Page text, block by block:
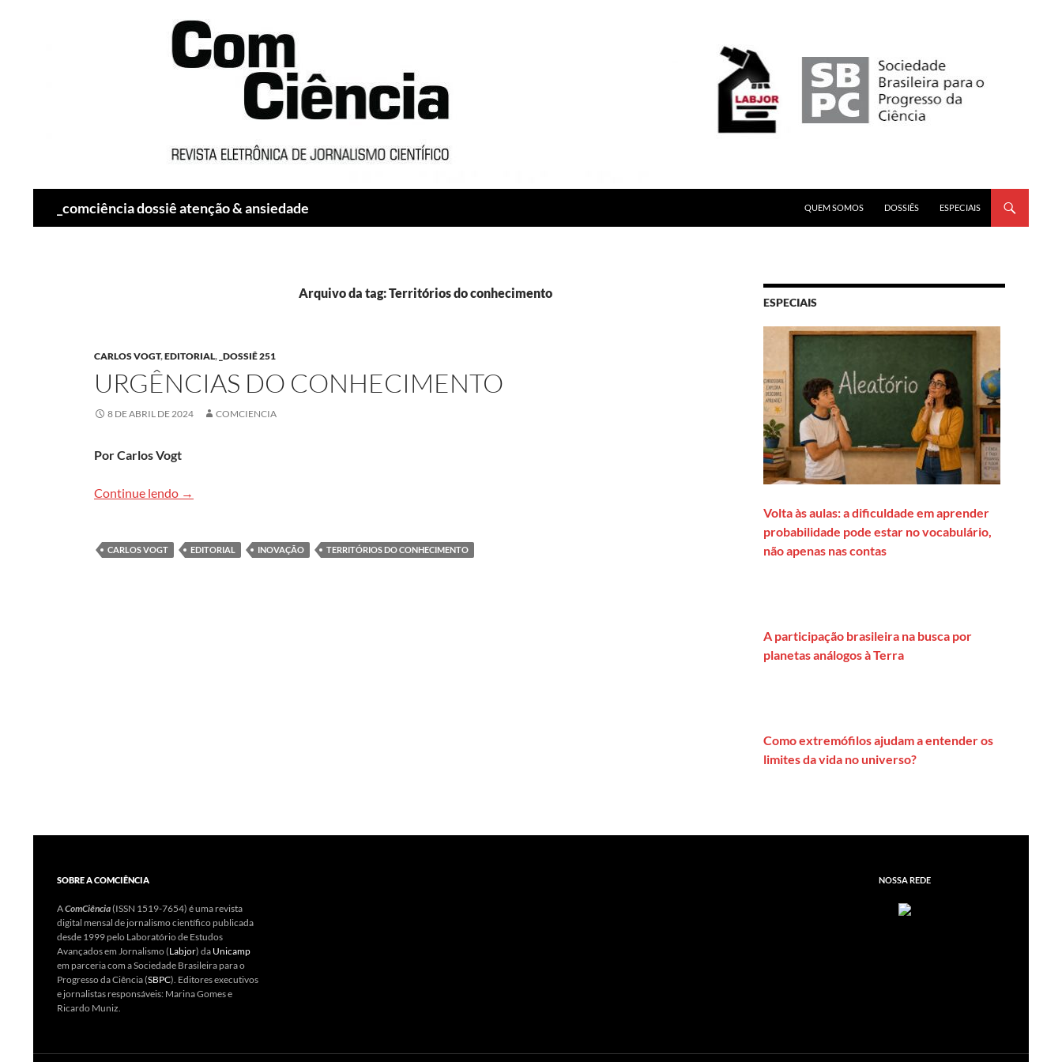
_comciência dossiê atenção & ansiedade
QUEM SOMOS
DOSSIÊS ESPECIAIS
Arquivo da tag: Territórios do conhecimento
CARLOS VOGT,EDITORIAL, _DOSSIÊ 251
URGÊNCIAS DO CONHECIMENTO
8 DE ABRIL DE 2024 COMCIENCIA
Por Carlos Vogt
Continue lendo Urgências do conhecimento
→
CARLOS VOGT EDITORIAL INOVAÇÃO TERRITÓRIOS DO CONHECIMENTO
ESPECIAIS
Volta às aulas: a dificuldade em aprender
probabilidade pode estar no vocabulário,
não apenas nas contas
A participação brasileira na busca por
planetas análogos à Terra
Como extremófilos ajudam a entender os
limites da vida no universo?
SOBRE A COMCIÊNCIA
AComCiência(ISSN 1519-7654) é uma revista
digital mensal de jornalismo científico publicada
desde 1999 pelo Laboratório de Estudos
Avançados em Jornalismo (Labjor) da Unicamp
em parceria com a Sociedade Brasileira para o
Progresso da Ciência (SBPC). Editores executivos
e jornalistas responsáveis: Marina Gomes e
Ricardo Muniz.
NOSSA REDE